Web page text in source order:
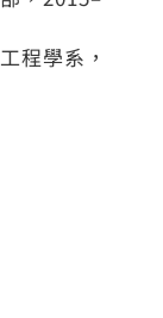
程學系，